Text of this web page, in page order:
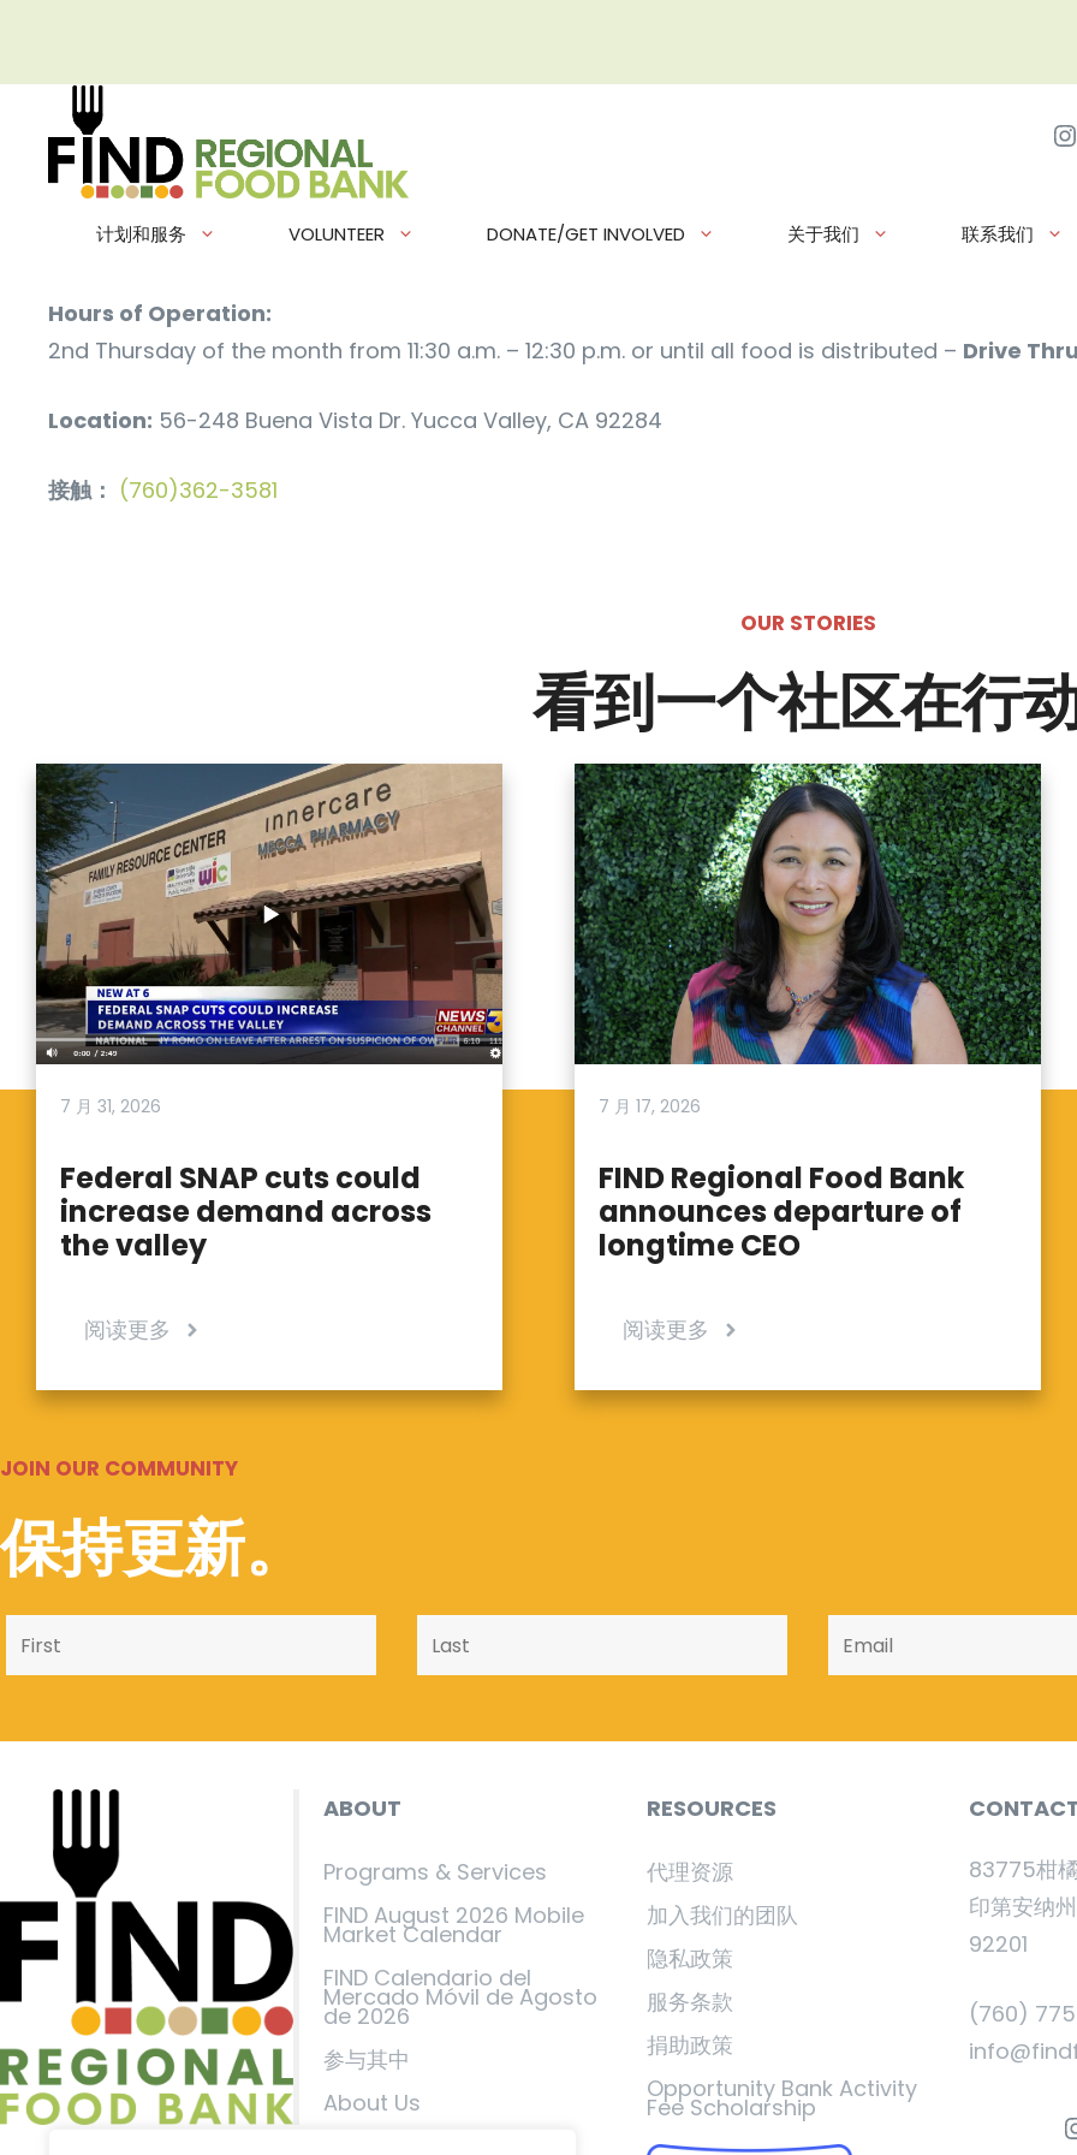
内
计划和服务 VOLUNTEER DONATE/GET INVOLVED 关于我们 联系我们
Hours of Operation:
2nd Thursday of the month from 11:30 a.m. – 12:30 p.m. or until all food is distributed – Drive
Location: 56-248 Buena Vista Dr. Yucca Valley, CA 92284
接触： (760)362-3581
OUR STORIES
看到一个社区在行
7 月 31, 2026
Federal SNAP cuts could
increase demand across
the valley
阅读更多
7 月 17, 2026
FIND Regional Food Bank
announces departure of
longtime CEO
阅读更多
JOIN OUR COMMUNITY
保持更新。
ABOUT
Programs & Services
FIND August 2026 Mobile
Market Calendar
FIND Calendario del
Mercado Móvil de Agosto
de 2026
参与其中
About Us
RESOURCES
代理资源
加入我们的团队
隐私政策
服务条款
捐助政策
Opportunity Bank Activity
Fee Scholarship
83775柑
印第安纳
92201
(760)